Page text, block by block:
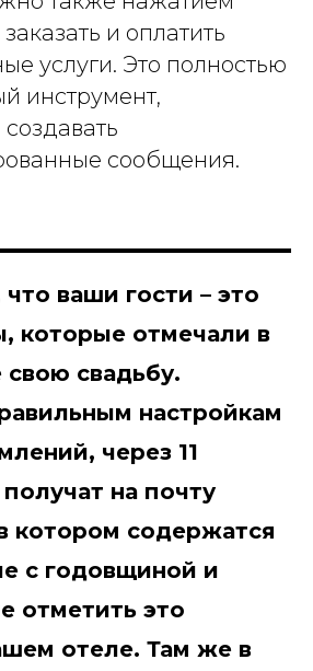
и оплатить
услуги. Это полностью
инструмент,
сообщения.
ваши гости – это
которые отмечали в
свадьбу.
настройкам
через 11
на почту
котором содержатся
с годовщиной и
отметить это
отеле. Там же в